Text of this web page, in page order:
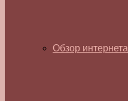
Обзор интернета